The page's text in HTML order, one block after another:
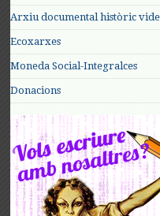
Arxiu documental històric
Ecoxarxes
Moneda Social-Integralces
Donacions